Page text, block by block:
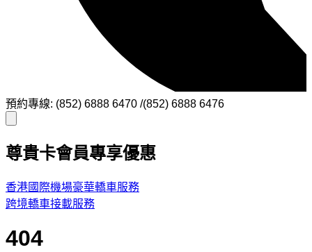
預約專線: (852) 6888 6470 /(852) 6888 6476
尊貴卡會員專享優惠
香港國際機場豪華轎車服務
跨境轎車接載服務
404